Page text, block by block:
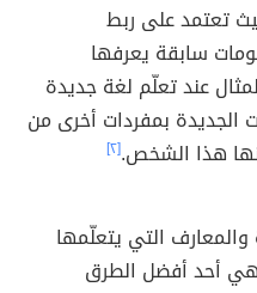
تعتمد على ربط
سابقة يعرفها
عند تعلّم لغة جديدة
الجديدة بمفردات أخرى من
هذا الشخص.[٢]
التي يتعلّمها
فهي أحد أفضل الطرق